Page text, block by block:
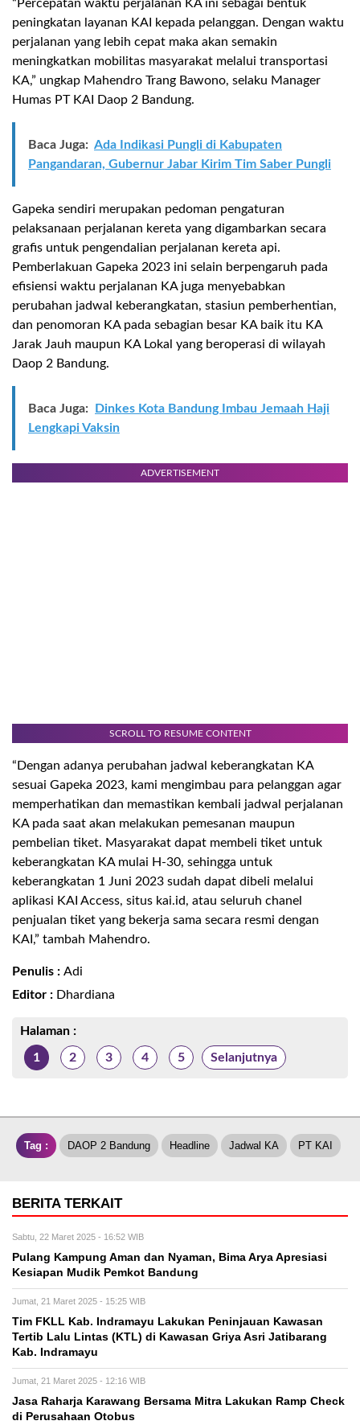
“Percepatan waktu perjalanan KA ini sebagai bentuk
peningkatan layanan KAI kepada pelanggan. Dengan waktu
perjalanan yang lebih cepat maka akan semakin
meningkatkan mobilitas masyarakat melalui transportasi
KA,” ungkap Mahendro Trang Bawono, selaku Manager
Humas PT KAI Daop 2 Bandung.
Baca Juga: Ada Indikasi Pungli di Kabupaten
Pangandaran, Gubernur Jabar Kirim Tim Saber Pungli
Gapeka sendiri merupakan pedoman pengaturan
pelaksanaan perjalanan kereta yang digambarkan secara
grafis untuk pengendalian perjalanan kereta api.
Pemberlakuan Gapeka 2023 ini selain berpengaruh pada
efisiensi waktu perjalanan KA juga menyebabkan
perubahan jadwal keberangkatan, stasiun pemberhentian,
dan penomoran KA pada sebagian besar KA baik itu KA
Jarak Jauh maupun KA Lokal yang beroperasi di wilayah
Daop 2 Bandung.
Baca Juga:
Dinkes Kota Bandung Imbau Jemaah Haji
Lengkapi Vaksin
ADVERTISEMENT
SCROLL TO RESUME CONTENT
“Dengan adanya perubahan jadwal keberangkatan KA
sesuai Gapeka 2023, kami mengimbau para pelanggan agar
memperhatikan dan memastikan kembali jadwal perjalanan
KA pada saat akan melakukan pemesanan maupun
pembelian tiket. Masyarakat dapat membeli tiket untuk
keberangkatan KA mulai H-30, sehingga untuk
keberangkatan 1 Juni 2023 sudah dapat dibeli melalui
aplikasi KAI Access, situs kai.id, atau seluruh chanel
penjualan tiket yang bekerja sama secara resmi dengan
KAI,” tambah Mahendro.
Penulis : Adi
Editor : Dhardiana
Halaman :
1 2 3 4 5 Selanjutnya
Tag : DAOP 2 Bandung Headline Jadwal KA PT KAI
BERITA TERKAIT
Sabtu, 22 Maret 2025 - 16:52 WIB
Pulang Kampung Aman dan Nyaman, Bima Arya Apresiasi
Kesiapan Mudik Pemkot Bandung
Jumat, 21 Maret 2025 - 15:25 WIB
Tim FKLL Kab. Indramayu Lakukan Peninjauan Kawasan
Tertib Lalu Lintas (KTL) di Kawasan Griya Asri Jatibarang
Kab. Indramayu
Jumat, 21 Maret 2025 - 12:16 WIB
Jasa Raharja Karawang Bersama Mitra Lakukan Ramp Check
di Perusahaan Otobus